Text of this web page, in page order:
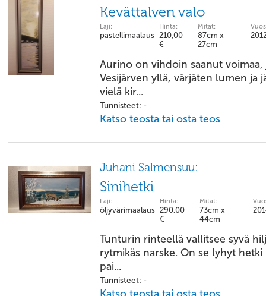
Kevättalven valo
Laji:
pastellimaalaus
Hinta:
210,00
€
Mitat:
87cm x
27cm
Aurino on vihdoin saanut
Vesijärven yllä, värjäten lumen ja
vielä kir...
Tunnisteet: -
Katso teosta tai osta teos
Juhani Salmensuu:
Sinihetki
Laji:
öljyvärimaalaus
Hinta:
290,00
€
Mitat:
73cm x
44cm
Tunturin rinteellä vallitsee syvä
rytmikäs narske. On se lyhyt
pai...
Tunnisteet: -